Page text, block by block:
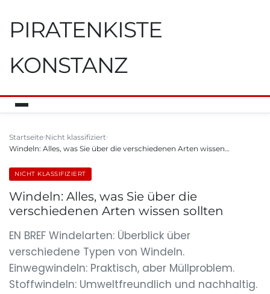
PIRATENKISTE
KONSTANZ
Startseite Nicht klassifiziert
Windeln: Alles, was Sie über die verschiedenen Arten wissen…
NICHT KLASSIFIZIERT
Windeln: Alles, was Sie über die
verschiedenen Arten wissen sollten
EN BREF Windelarten: Überblick über
verschiedene Typen von Windeln.
Einwegwindeln: Praktisch, aber Müllproblem.
Stoffwindeln: Umweltfreundlich und nachhaltig.